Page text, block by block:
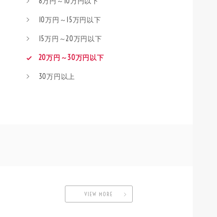
10万円～15万円以下
15万円～20万円以下
20万円～30万円以下
30万円以上
VIEW MORE